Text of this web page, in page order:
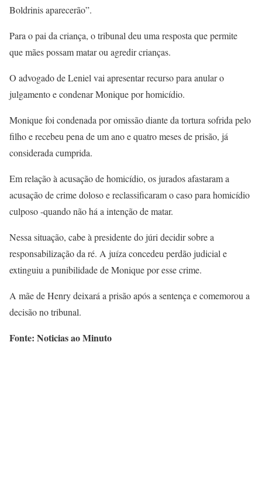
Boldrinis aparecerão”.
Para o pai da criança, o tribunal deu uma resposta que permite
que mães possam matar ou agredir crianças.
O advogado de Leniel vai apresentar recurso para anular o
julgamento e condenar Monique por homicídio.
Monique foi condenada por omissão diante da tortura sofrida pelo
filho e recebeu pena de um ano e quatro meses de prisão, já
considerada cumprida.
Em relação à acusação de homicídio, os jurados afastaram a
acusação de crime doloso e reclassificaram o caso para homicídio
culposo -quando não há a intenção de matar.
Nessa situação, cabe à presidente do júri decidir sobre a
responsabilização da ré. A juíza concedeu perdão judicial e
extinguiu a punibilidade de Monique por esse crime.
A mãe de Henry deixará a prisão após a sentença e comemorou a
decisão no tribunal.
Fonte: Noticias ao Minuto